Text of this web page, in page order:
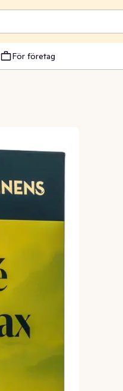
För företag